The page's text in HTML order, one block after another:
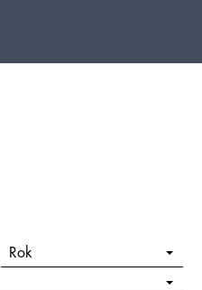
Rok